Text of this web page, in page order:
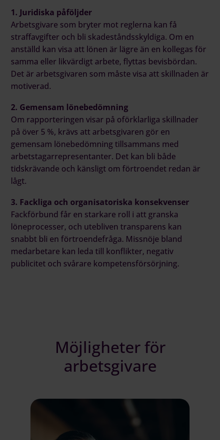
1. Juridiska påföljder
Arbetsgivare som bryter mot reglerna kan få
straffavgifter och bli skadeståndsskyldiga. Om en
anställd kan visa att lönen är lägre än en kollegas för
samma eller likvärdigt arbete, flyttas bevisbördan.
Det är arbetsgivaren som måste visa att skillnaden är
motiverad.
2. Gemensam lönebedömning
Om rapporteringen visar på oförklarliga skillnader
på över 5 %, krävs att arbetsgivaren gör en
gemensam lönebedömning tillsammans med
arbetstagarrepresentanter. Det kan bli både
tidskrävande och känsligt om förtroendet redan är
lågt.
3. Fackliga och organisatoriska konsekvenser
Fackförbund får en starkare roll i att granska
löneprocesser, och utebliven transparens kan
snabbt bli en förtroendefråga. Missnöje bland
medarbetare kan leda till konflikter, negativ
publicitet och svårare kompetensförsörjning.
Möjligheter för
arbetsgivare